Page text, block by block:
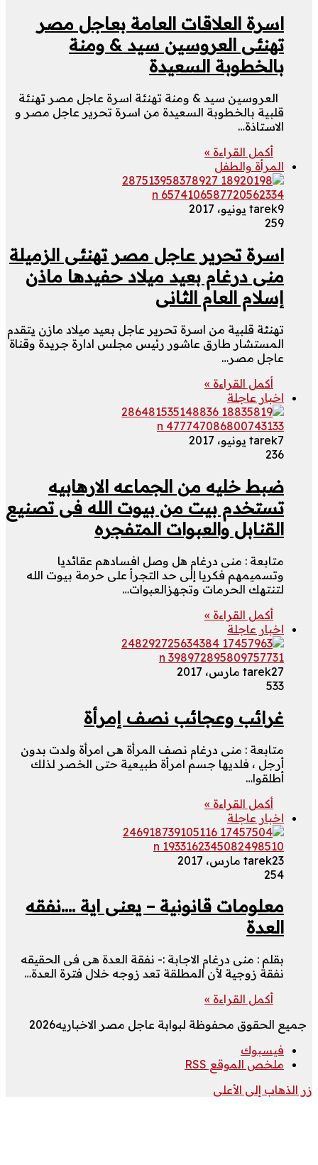
اسرة العلاقات العامة بعاجل مصر
تهنئى العروسين سيد & ومنة
بالخطوبة السعيدة
العروسين سيد & ومنة تهنئة اسرة عاجل مصر تهنئة
قلبية بالخطوبة السعيدة من اسرة تحرير عاجل مصر و
الاستاذة…
أكمل القراءة »
المرأة والطفل
tarek9 يونيو، 2017
259
اسرة تحرير عاجل مصر تهنئى الزميلة
منى درغام بعيد ميلاد حفيدها ماذن
إسلام العام الثانى
تهنئة قلبية من اسرة تحرير عاجل بعيد ميلاد مازن يتقدم
المستشار طارق عاشور رئيس مجلس ادارة جريدة وقناة
عاجل مصر…
أكمل القراءة »
اخبار عاجلة
tarek7 يونيو، 2017
236
ضبط خليه من الجماعه الارهابيه
تستخدم بيت من بيوت الله فى تصنيع
القنابل والعبوات المتفجره
متابعة : منى درغام هل وصل افسادهم عقائديا
وتسميمهم فكريا إلى حد التجرأ على حرمة بيوت الله
لتنتهك الحرمات وتجهزالعبوات…
أكمل القراءة »
اخبار عاجلة
tarek27 مارس، 2017
533
غرائب وعجائب نصف إمرأة
متابعة : منى درغام نصف المرأة هى امرأة ولدت بدون
أرجل ، فلديها جسم امرأة طبيعية حتى الخصر لذلك
أطلقوا…
أكمل القراءة »
اخبار عاجلة
tarek23 مارس، 2017
254
معلومات قانونية – يعنى اية ….نفقه
العدة
بقلم : منى درغام الاجابة :- نفقة العدة هى فى الحقيقه
نفقة زوجية لأن المطلقة تعد زوجه خلال فترة العدة…
أكمل القراءة »
جميع الحقوق محفوظة لبوابة عاجل مصر الاخباريه2026
فيسبوك
ملخص الموقع RSS
زر الذهاب إلى الأعلى